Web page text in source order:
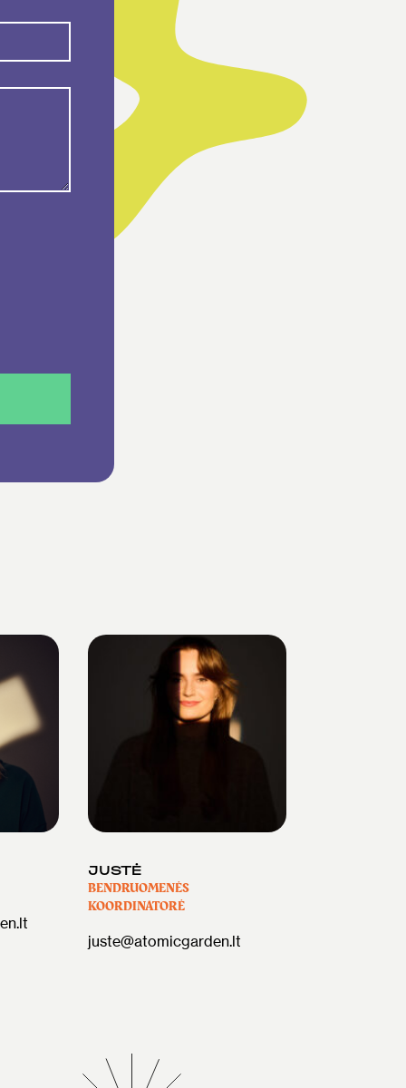
JUSTĖ
BENDRUOMENĖS
KOORDINATORĖ
juste@atomicgarden.lt